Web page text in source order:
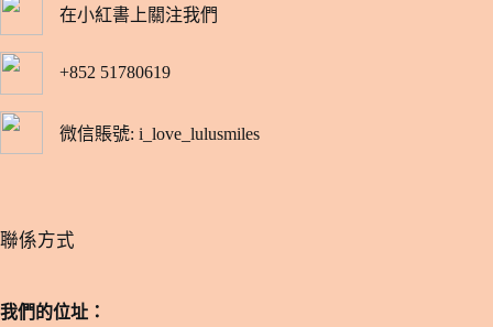
在小紅書上關注我們
+852 51780619
微信賬號: i_love_lulusmiles
​聯係方式
我們的位址：